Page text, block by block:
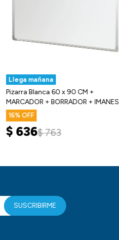
Llega mañana
Pizarra Blanca 60 x 90 CM +
MARCADOR + BORRADOR + IMANES
16
$ 636$ 763
SUSCRIBIRME